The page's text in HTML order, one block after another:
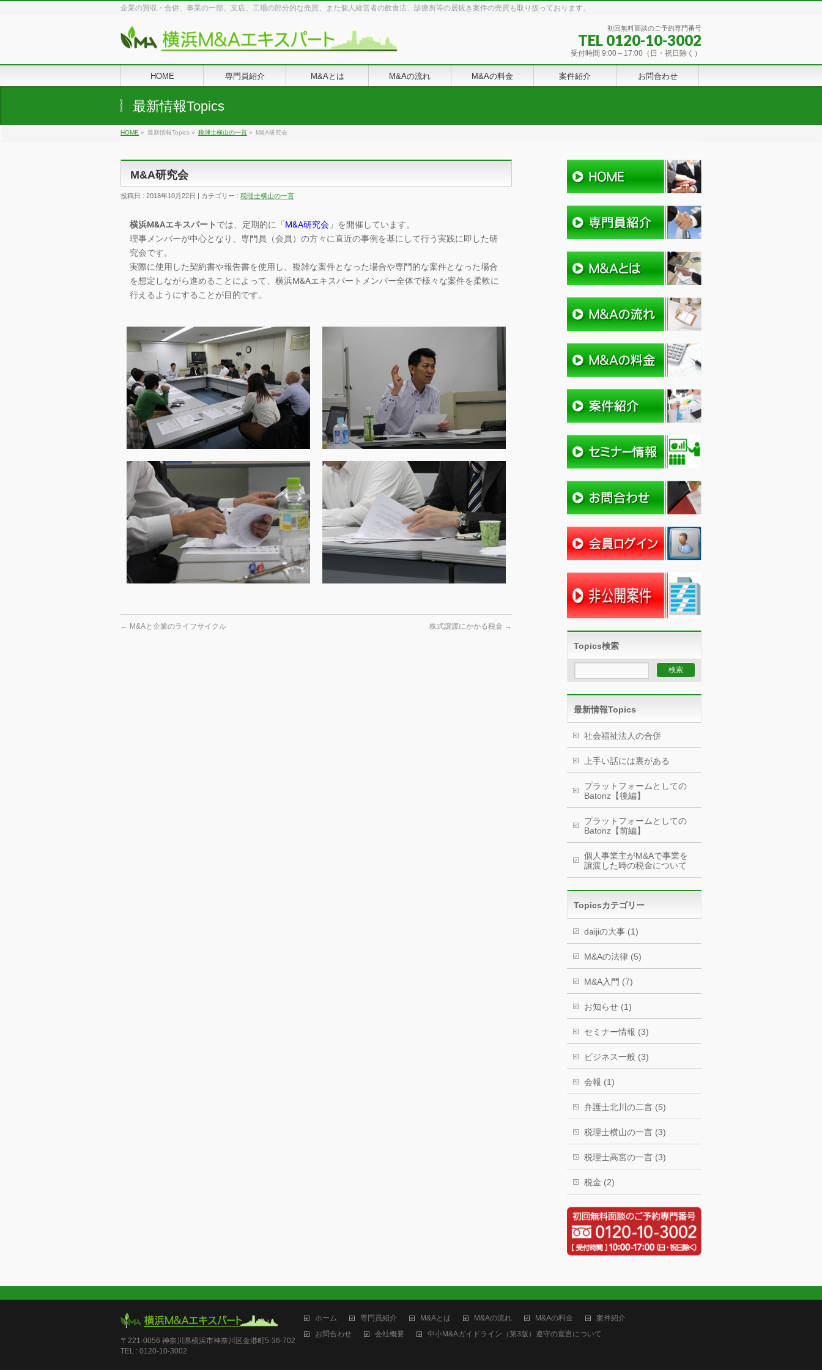
企業の買収・合併、事業の一部、支店、工場の部分的な売買、また個人経営者の飲食店、診療所等の居抜き案件の売買も取り扱っております。
初回無料面談のご予約専門番号
TEL 0120-10-3002
受付時間 9:00～17:00（日・祝日除く）
HOME 専門員紹介 M&Aとは M&Aの流れ M&Aの料金 案件紹介 お問合わせ
最新情報Topics
HOME » 最新情報Topics » 税理士横山の一言 » M&A研究会
M&A研究会
投稿日 : 2018年10月22日 | カテゴリー : 税理士横山の一言
横浜M&Aエキスパート では、定期的に「 M&A研究会 」を開催しています。
理事メンバーが中心となり、専門員（会員）の方々に直近の事例を基にして行う実践に即した研
究会です。
実際に使用した契約書や報告書を使用し、複雑な案件となった場合や専門的な案件となった場合
を想定しながら進めることによって、横浜M&Aエキスパートメンバー全体で様々な案件を柔軟に
行えるようにすることが目的です。
← M&Aと企業のライフサイクル 株式譲渡にかかる税金 →
Topics検索
最新情報Topics
社会福祉法人の合併
上手い話には裏がある
プラットフォームとしての
Batonz【後編】
プラットフォームとしての
Batonz【前編】
個人事業主がM&Aで事業を
譲渡した時の税金について
Topicsカテゴリー
daijiの大事 (1)
M&Aの法律 (5)
M&A入門 (7)
お知らせ (1)
セミナー情報 (3)
ビジネス一般 (3)
会報 (1)
弁護士北川の二言 (5)
税理士横山の一言 (3)
税理士高宮の一言 (3)
税金 (2)
〒221-0056 神奈川県横浜市神奈川区金港町5-36-702
TEL : 0120-10-3002
ホーム 専門員紹介 M&Aとは M&Aの流れ M&Aの料金
案件紹介
お問合わせ
会社概要 中小M&Aガイドライン（第3版）遵守の宣言について